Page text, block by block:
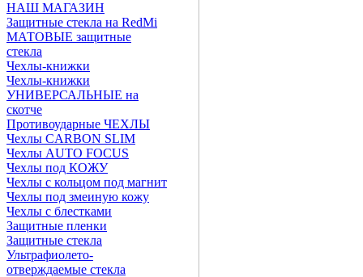
НАШ МАГАЗИН
Защитные стекла на RedMi
МАТОВЫЕ защитные
стекла
Чехлы-книжки
Чехлы-книжки
УНИВЕРСАЛЬНЫЕ на
скотче
Противоударные ЧЕХЛЫ
Чехлы CARBON SLIM
Чехлы AUTO FOCUS
Чехлы под КОЖУ
Чехлы с кольцом под магнит
Чехлы под змеиную кожу
Чехлы с блестками
Защитные пленки
Защитные стекла
Ультрафиолето-
отверждаемые стекла